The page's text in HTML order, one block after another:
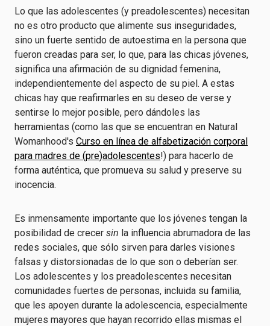
Lo que las adolescentes (y preadolescentes) necesitan
no es otro producto que alimente sus inseguridades,
sino un fuerte sentido de autoestima en la persona que
fueron creadas para ser, lo que, para las chicas jóvenes,
significa una afirmación de su dignidad femenina,
independientemente del aspecto de su piel. A estas
chicas hay que reafirmarles en su deseo de verse y
sentirse lo mejor posible, pero dándoles las
herramientas (como las que se encuentran en Natural
Womanhood's Curso en línea de alfabetización corporal
para madres de (pre)adolescentes!) para hacerlo de
forma auténtica, que promueva su salud y preserve su
inocencia.
Es inmensamente importante que los jóvenes tengan la
posibilidad de crecer sin la influencia abrumadora de las
redes sociales, que sólo sirven para darles visiones
falsas y distorsionadas de lo que son o deberían ser.
Los adolescentes y los preadolescentes necesitan
comunidades fuertes de personas, incluida su familia,
que les apoyen durante la adolescencia, especialmente
mujeres mayores que hayan recorrido ellas mismas el